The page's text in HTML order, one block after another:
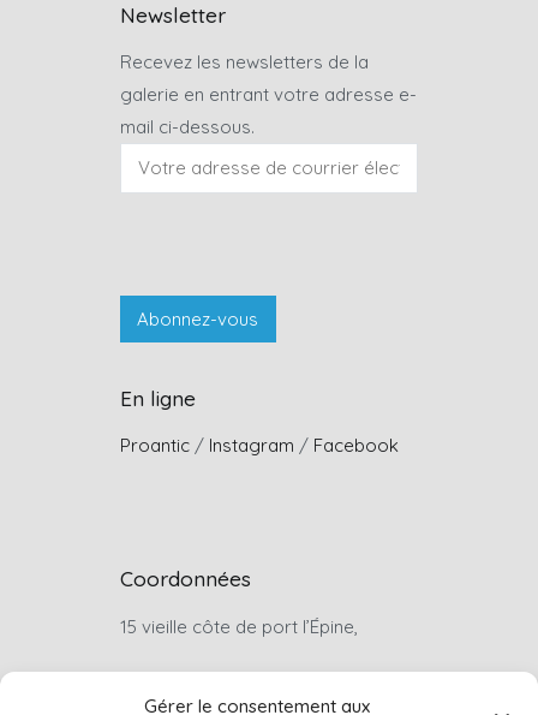
Gérer le consentement aux
Newsletter
Recevez les newsletters de la
galerie en entrant votre adresse e-
mail ci-dessous.
En ligne
Proantic / Instagram / Facebook
Coordonnées
15 vieille côte de port l’Épine,